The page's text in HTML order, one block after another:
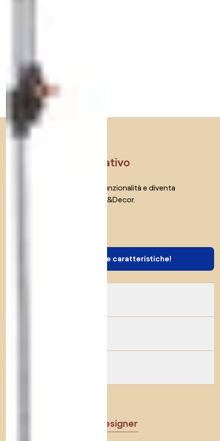
Salta il piè di pagina, vai all'inizio della pagina
Scopri,
creativo
Ottieni l'accesso a tutte le funzionalità e diventa
parte della community Home&Decor.
Voglio tutte le caratteristiche!
AI designer